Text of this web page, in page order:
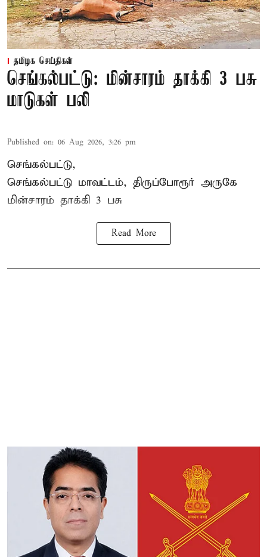
தமிழக செய்திகள்
செங்கல்பட்டு: மின்சாரம் தாக்கி 3 பசு
மாடுகள் பலி
Published on: 06 Aug 2026, 3:26 pm
செங்கல்பட்டு,
செங்கல்பட்டு மாவட்டம், திருப்போரூர் அருகே
மின்சாரம் தாக்கி 3 பசு
Read More